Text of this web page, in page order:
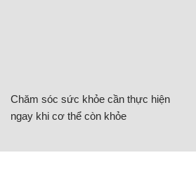
Chăm sóc sức khỏe cần thực hiện
ngay khi cơ thể còn khỏe